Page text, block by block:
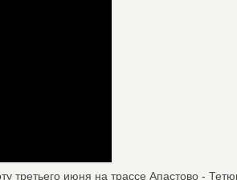
третьего июня на трассе Апастово -